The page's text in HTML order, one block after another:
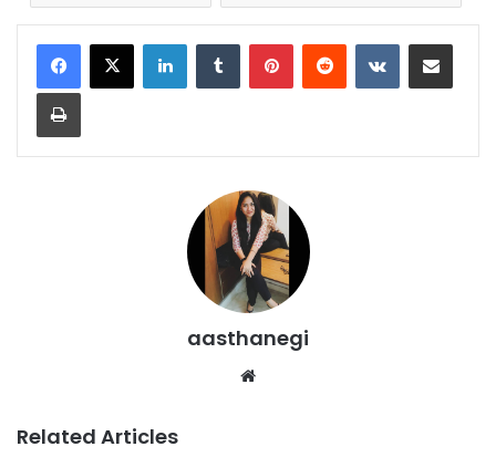
LinkedInTumblr PinterestReddit VKontakteShare via Email
Print
aasthanegi
Related Articles